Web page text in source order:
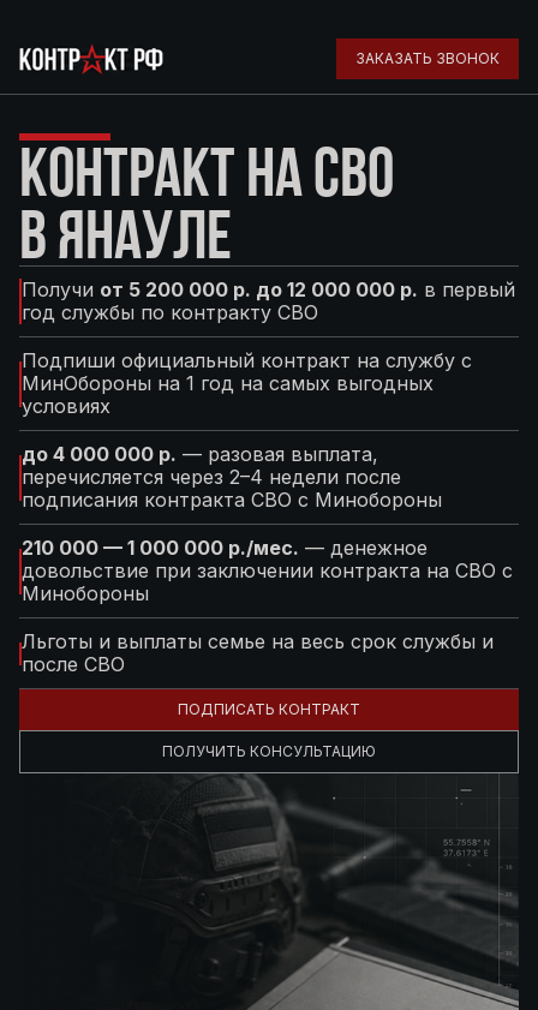
ЗАКАЗАТЬ ЗВОНОК
КОНТРАКТ НА СВО
В ЯНАУЛЕ
Получи от 5 200 000 р. до 12 000 000 р. в первый
год службы по контракту СВО
Подпиши официальный контракт на службу с
МинОбороны на 1 год на самых выгодных
условиях
до 4 000 000 р. — разовая выплата,
перечисляется через 2–4 недели после
подписания контракта СВО с Минобороны
210 000 — 1 000 000 р./мес. — денежное
довольствие при заключении контракта на СВО с
Минобороны
Льготы и выплаты семье на весь срок службы и
после СВО
ПОДПИСАТЬ КОНТРАКТ
ПОЛУЧИТЬ КОНСУЛЬТАЦИЮ